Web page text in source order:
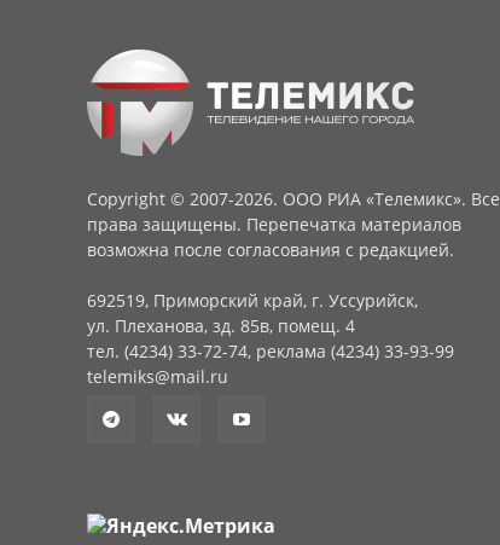
Copyright © 2007-2026. ООО РИА «Телемикс». Все
права защищены. Перепечатка материалов
возможна после согласования с редакцией.
692519, Приморский край, г. Уссурийск,
ул. Плеханова, зд. 85в, помещ. 4
тел. (4234) 33-72-74, реклама (4234) 33-93-99
telemiks@mail.ru